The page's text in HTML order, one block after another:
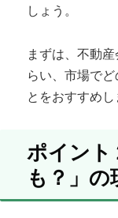
しょう。
まずは、不動
らい、市場で
とをおすすめし
ポイント
も？」の